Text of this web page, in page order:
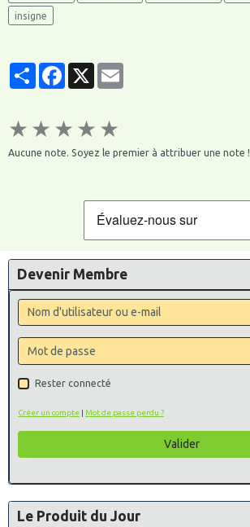
insigne
PartagerFacebook
X
★ ★ ★ ★ ★
Aucune note. Soyez le premier à attribuer une note !
Devenir Membre
Rester connecté
Créer un compte | Mot de passe perdu ?
Valider
Le Produit du Jour